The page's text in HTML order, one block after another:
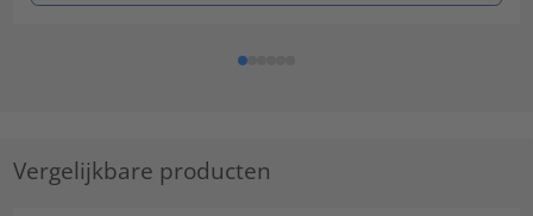
Vergelijkbare producten